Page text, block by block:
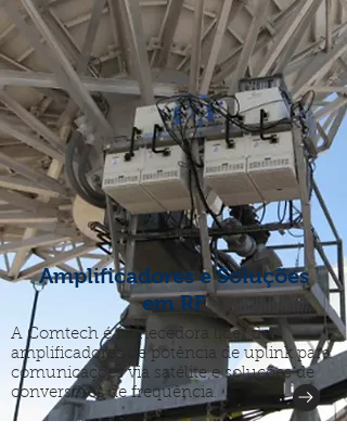
Amplificadores e Soluções
em RF
A Comtech é fornecedora líder de
amplificadores de potência de uplink para
comunicações via satélite e soluções de
conversores de frequência.